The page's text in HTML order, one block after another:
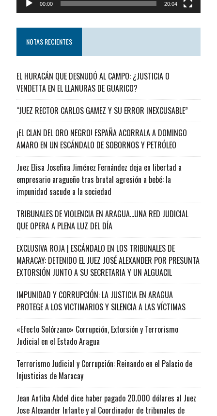
00:00 20:04
NOTAS RECIENTES
EL HURACÁN QUE DESNUDÓ AL CAMPO: ¿JUSTICIA O
VENDETTA EN EL LLANURAS DE GUARICO?
“JUEZ RECTOR CARLOS GAMEZ Y SU ERROR INEXCUSABLE”
¡EL CLAN DEL ORO NEGRO! ESPAÑA ACORRALA A DOMINGO
AMARO EN UN ESCÁNDALO DE SOBORNOS Y PETRÓLEO
Juez Elisa Josefina Jiménez Fernández deja en libertad a
empresario aragueño tras brutal agresión a bebé: la
impunidad sacude a la sociedad
TRIBUNALES DE VIOLENCIA EN ARAGUA…UNA RED JUDICIAL
QUE OPERA A PLENA LUZ DEL DÍA
EXCLUSIVA ROJA | ESCÁNDALO EN LOS TRIBUNALES DE
MARACAY: DETENIDO EL JUEZ JOSÉ ALEXANDER POR PRESUNTA
EXTORSIÓN JUNTO A SU SECRETARIA Y UN ALGUACIL
IMPUNIDAD Y CORRUPCIÓN: LA JUSTICIA EN ARAGUA
PROTEGE A LOS VICTIMARIOS Y SILENCIA A LAS VÍCTIMAS
«Efecto Solórzano» Corrupción, Extorsión y Terrorismo
Judicial en el Estado Aragua
Terrorismo Judicial y Corrupción: Reinando en el Palacio de
Injusticias de Maracay
Jean Antiba Abdel dice haber pagado 20.000 dólares al Juez
Jose Alexander Infante y al Coordinador de tribunales de